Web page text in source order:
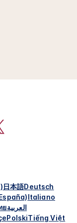
日本語Deutsch
Italiano
ยالعربية
PolskiTiếng Việt